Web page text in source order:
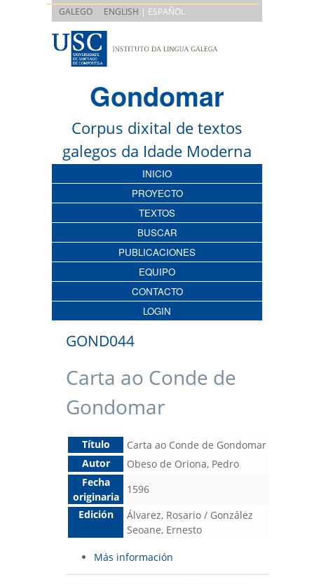
GALEGO ENGLISH | ESPAÑOL
Gondomar
Corpus dixital de textos
galegos da Idade Moderna
INICIO
PROYECTO
TEXTOS
BUSCAR
PUBLICACIONES
EQUIPO
CONTACTO
LOGIN
GOND044
Carta ao Conde de
Gondomar
Título
Carta ao Conde de Gondomar
Autor
Obeso de Oriona, Pedro
Fecha
originaria
1596
Edición
Álvarez, Rosario / González
Seoane, Ernesto
Más información